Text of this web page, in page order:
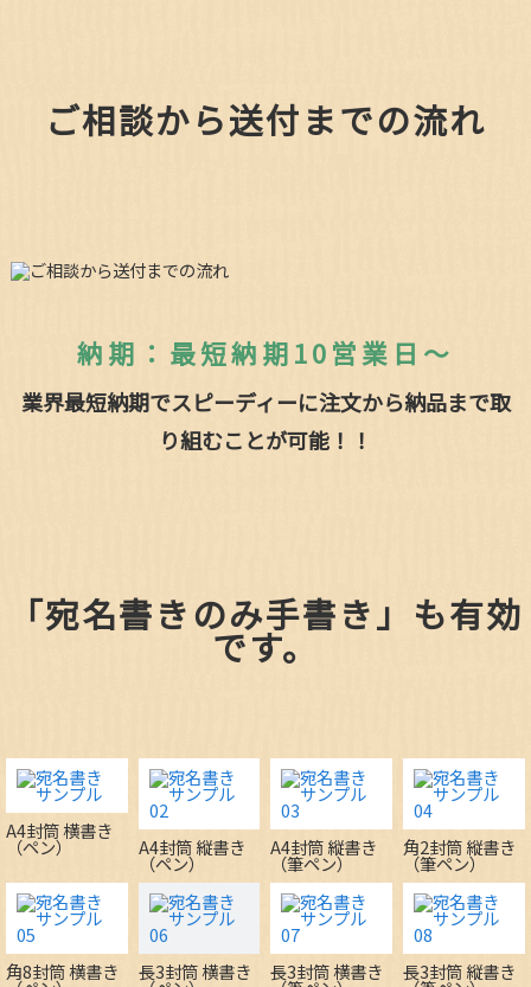
ご相談から送付までの流れ
納期：最短納期10営業日～
業界最短納期でスピーディーに注文から納品まで取
り組むことが可能！！
「宛名書きのみ手書き」も有効
です。
A4封筒 横書き
（ペン） A4封筒 縦書き
（ペン）
A4封筒 縦書き
（筆ペン）
角2封筒 縦書き
（筆ペン）
角8封筒 横書き 長3封筒 横書き 長3封筒 横書き 長3封筒 縦書き